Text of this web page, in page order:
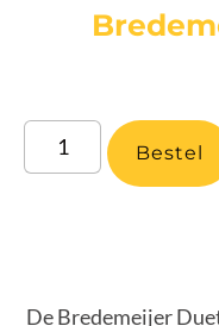
Bestel
De Bredemeijer